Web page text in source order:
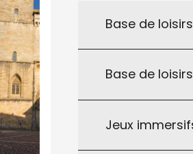
Base de
Base de
Jeux